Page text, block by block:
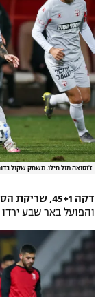
ז'וסואה מול חילו. משחק שקול
דקה 45+1, שריקת הסיום של המחצית הראשונה:
והפועל באר שבע